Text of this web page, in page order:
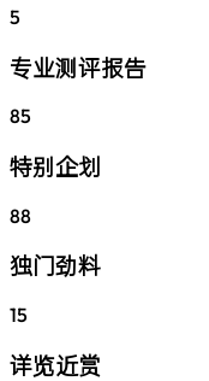
5
专业测评报告
85
特别企划
88
独门劲料
15
详览近赏